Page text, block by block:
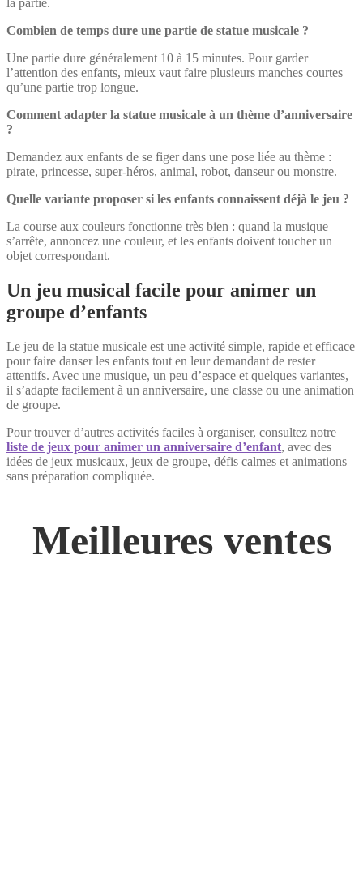
la partie.
Combien de temps dure une partie de statue musicale ?
Une partie dure généralement 10 à 15 minutes. Pour garder
l’attention des enfants, mieux vaut faire plusieurs manches courtes
qu’une partie trop longue.
Comment adapter la statue musicale à un thème d’anniversaire
?
Demandez aux enfants de se figer dans une pose liée au thème :
pirate, princesse, super-héros, animal, robot, danseur ou monstre.
Quelle variante proposer si les enfants connaissent déjà le jeu ?
La course aux couleurs fonctionne très bien : quand la musique
s’arrête, annoncez une couleur, et les enfants doivent toucher un
objet correspondant.
Un jeu musical facile pour animer un
groupe d’enfants
Le jeu de la statue musicale est une activité simple, rapide et efficace
pour faire danser les enfants tout en leur demandant de rester
attentifs. Avec une musique, un peu d’espace et quelques variantes,
il s’adapte facilement à un anniversaire, une classe ou une animation
de groupe.
Pour trouver d’autres activités faciles à organiser, consultez notre
liste de jeux pour animer un anniversaire d’enfant, avec des
idées de jeux musicaux, jeux de groupe, défis calmes et animations
sans préparation compliquée.
Meilleures ventes